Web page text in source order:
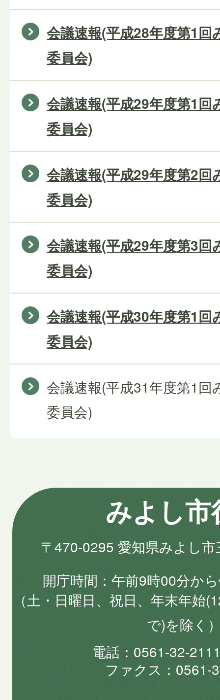
会議速報(平成28年度第1回
委員会)
会議速報(平成29年度第1回
委員会)
会議速報(平成29年度第2回
委員会)
会議速報(平成29年度第3回
委員会)
会議速報(平成30年度第1回
委員会)
会議速報(平成31年度第1回
委員会)
みよし市
〒470-0295 愛知県みよし
開庁時間
午前9時00分か
（土・日曜日、祝日、年末年始
で)を除く
電話
0561-32-
ファクス
0561-